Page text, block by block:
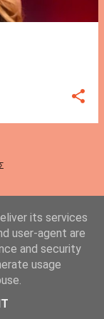
its services
user-agent are
and security
usage